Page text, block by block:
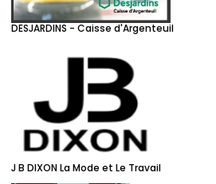
DESJARDINS - Caisse d'Argenteuil
J B DIXON La Mode et Le Travail